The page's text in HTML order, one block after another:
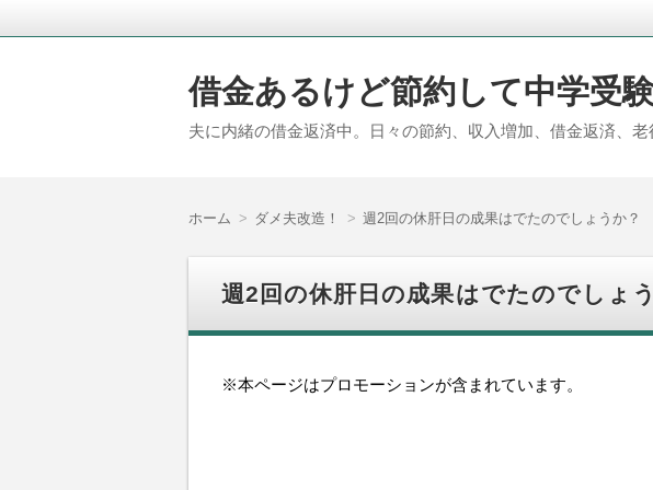
借金あるけど節約して中学受
夫に内緒の借金返済中。日々の節約、収入増加、借金返済、
ホーム ダメ夫改造！ 週2回の休肝日の成果はでたのでしょうか？
週2回の休肝日の成果はでたのでしょ
※本ページはプロモーションが含まれています。